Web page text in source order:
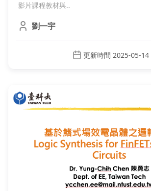
影片課程教材與..
劉一宇
更新時間 2025-05-14